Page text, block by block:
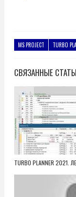
MS PROJECT TURBO
СВЯЗАННЫЕ
TURBO PLANNER 2021.